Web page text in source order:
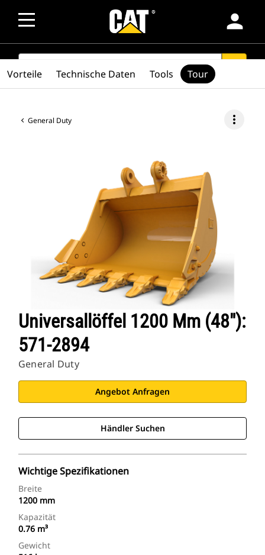
person
SEARCH
General Duty more_vert
Universallöffel 1200 Mm (48″):
571-2894
General Duty
Angebot Anfragen
Händler Suchen
Wichtige Spezifikationen
Breite
1200 mm
Kapazität
0.76 m³
Gewicht
Vorteile Technische Daten Tools Tour